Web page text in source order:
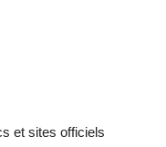
et sites officiels